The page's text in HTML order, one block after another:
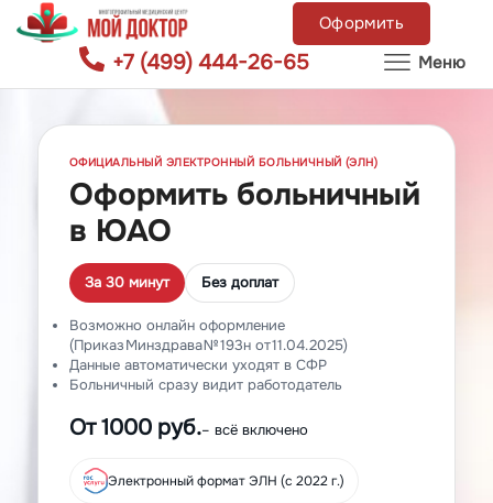
Оформить
+7 (499) 444-26-65 Меню
ОФИЦИАЛЬНЫЙ ЭЛЕКТРОННЫЙ БОЛЬНИЧНЫЙ (ЭЛН)
Оформить больничный
в ЮАО
За 30 минут Без доплат
Возможно онлайн оформление
(Приказ Минздрава № 193н от 11.04.2025)
Данные автоматически уходят в СФР
Больничный сразу видит работодатель
От 1000 руб.– всё включено
Электронный формат ЭЛН (с 2022 г.)